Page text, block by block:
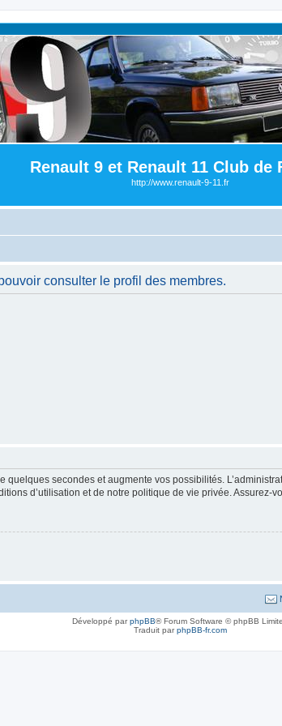
Renault 9 et Renault 11 Club de
http://www.renault-9-11.fr
consulter le profil des membres.
quelques secondes et augmente vos possibilités.
d’utilisation et de notre politique de vie privée. Assurez-
Développé parphpBB® Forum Software © phpBB
Traduit parphpBB-fr.com